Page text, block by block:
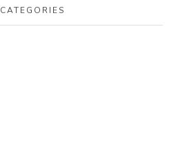
CATEGORIES